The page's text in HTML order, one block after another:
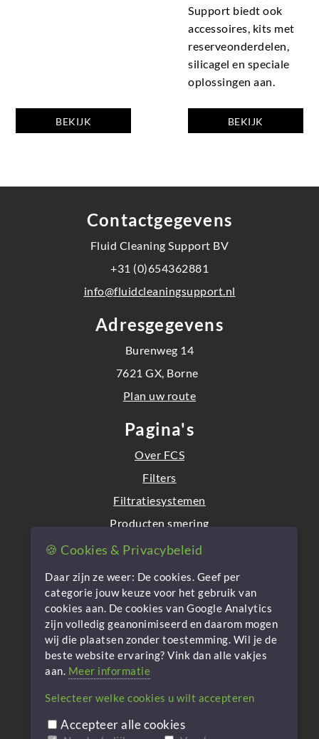
BEKIJK
Support biedt ook
accessoires, kits met
reserveonderdelen,
silicagel en speciale
oplossingen aan.
BEKIJK
Contactgegevens
Fluid Cleaning Support BV
+31 (0)654362881
info@fluidcleaningsupport.nl
Adresgegevens
Burenweg 14
7621 GX, Borne
Plan uw route
Pagina's
Over FCS
Filters
Filtratiesystemen
Producten smering
Lubecare
Privacy en Cookies
Privacyverklaring
Algemene voorwaarden
Cookie-beleid
Cookie instellingen aanpassen
🍪 Cookies & Privacybeleid
Daar zijn ze weer: De cookies. Geef per
categorie jouw keuze voor het gebruik van
cookies aan. De cookies van Google Analytics
zijn volledig geanonimiseerd en daarom mogen
wij die plaatsen zonder toestemming. Wil je de
beste website ervaring? Vink dan alle vakjes
aan. Meer informatie
Selecteer welke cookies u wilt accepteren
Accepteer alle cookies